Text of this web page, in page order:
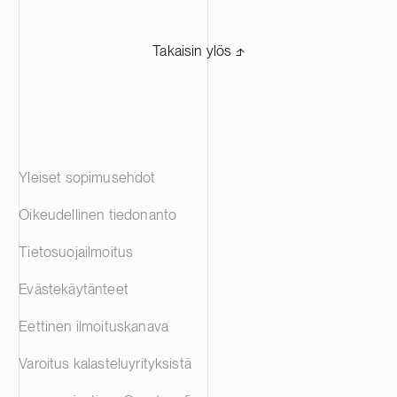
Takaisin ylös ⬏
Yleiset sopimusehdot
Oikeudellinen tiedonanto
Tietosuojailmoitus
Evästekäytänteet
Eettinen ilmoituskanava
Varoitus kalasteluyrityksistä